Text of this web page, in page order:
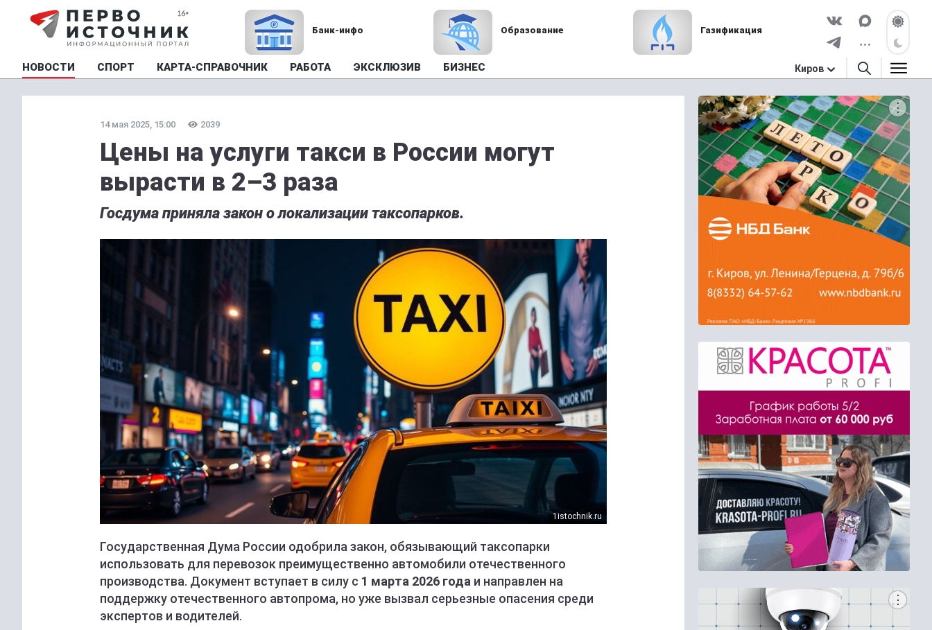
Банк-инфо Образование Газификация
НОВОСТИ СПОРТ КАРТА-СПРАВОЧНИК РАБОТА ЭКСКЛЮЗИВ БИЗНЕС Киров
14 мая 2025, 15:00 2039
Цены на услуги такси в России могут
вырасти в 2–3 раза
Госдума приняла закон о локализации таксопарков.
1istochnik.ru
Государственная Дума России одобрила закон, обязывающий таксопарки
использовать для перевозок преимущественно автомобили отечественного
производства. Документ вступает в силу с 1 марта 2026 года и направлен на
поддержку отечественного автопрома, но уже вызвал серьезные опасения среди
экспертов и водителей.